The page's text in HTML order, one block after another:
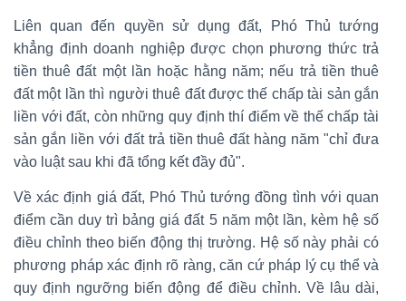
Liên quan đến quyền sử dụng đất, Phó Thủ tướng
khẳng định doanh nghiệp được chọn phương thức trả
tiền thuê đất một lần hoặc hằng năm; nếu trả tiền thuê
đất một lần thì người thuê đất được thế chấp tài sản gắn
liền với đất, còn những quy định thí điểm về thế chấp tài
sản gắn liền với đất trả tiền thuê đất hàng năm "chỉ đưa
vào luật sau khi đã tổng kết đầy đủ".
Về xác định giá đất, Phó Thủ tướng đồng tình với quan
điểm cần duy trì bảng giá đất 5 năm một lần, kèm hệ số
điều chỉnh theo biến động thị trường. Hệ số này phải có
phương pháp xác định rõ ràng, căn cứ pháp lý cụ thể và
quy định ngưỡng biến động để điều chỉnh. Về lâu dài,